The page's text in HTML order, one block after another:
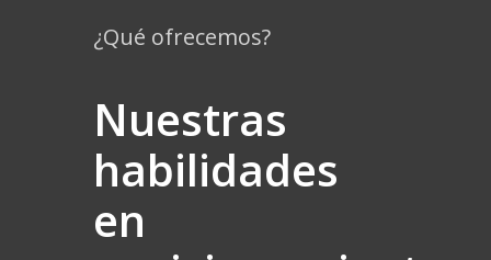
¿Qué ofrecemos?
Nuestras
habilidades
en